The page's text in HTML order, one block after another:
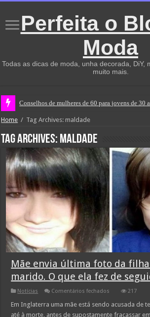
Perfeita o
Moda
Todas as dicas de moda, unha decorada, DiY,
muito mais.
Conselhos de mulheres de 60 para jovens de 30
Home / Tag Archives: maldade
Tag Archives: maldade
Mãe envia última foto da filha
marido. O que ela fez de
Notícias Comentários fechados
envia
217
Em Inglaterra uma mãe está sendo acusada de
até à morte, antes de supostamente fracassar